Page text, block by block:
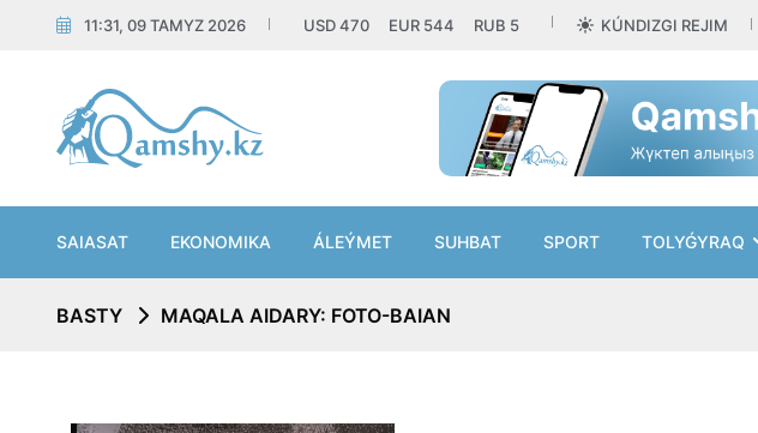
11:31, 09 TAMYZ 2026 USD470 EUR 544 RUB 5 KÚNDIZGI REJIM
SAIASAT EKONOMIKA ÁLEÝMET SUHBAT SPORT TOLYǴYRAQ
BASTY MAQALA AIDARY: FOTO-BAIAN